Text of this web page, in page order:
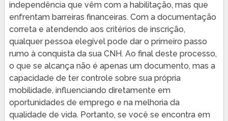
independência que vêm com a habilitação, mas que
enfrentam barreiras financeiras. Com a documentação
correta e atendendo aos critérios de inscrição,
qualquer pessoa elegível pode dar o primeiro passo
rumo à conquista da sua CNH. Ao final deste processo,
o que se alcança não é apenas um documento, mas a
capacidade de ter controle sobre sua própria
mobilidade, influenciando diretamente em
oportunidades de emprego e na melhoria da
qualidade de vida. Portanto, se você se encontra em